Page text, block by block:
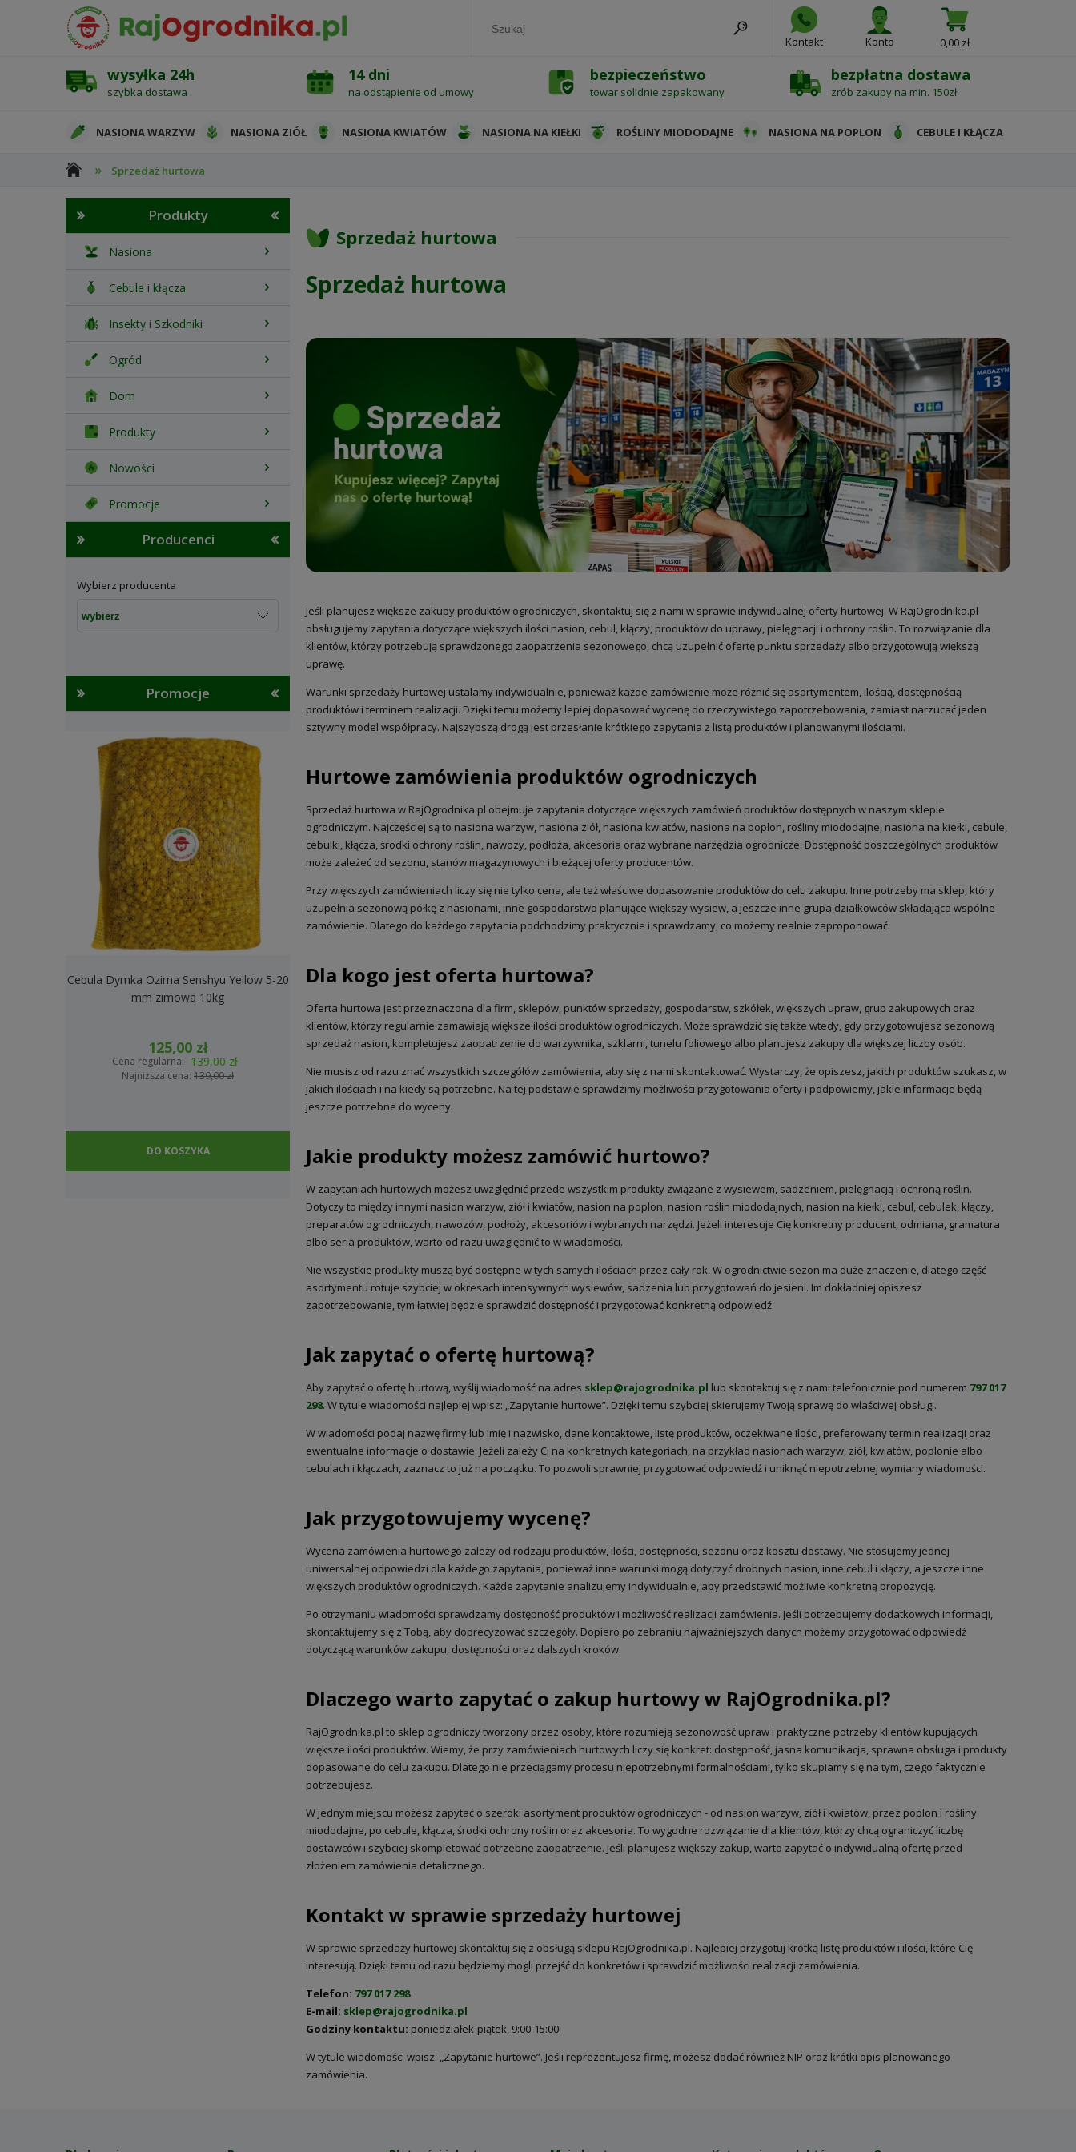
Kontakt Konto 0,00 zł
wysyłka 24h
szybka dostawa
14 dni
na odstąpienie od umowy
bezpieczeństwo
towar solidnie zapakowany
bezpłatna dostawa
zrób zakupy na min. 150zł
NASIONA WARZYW NASIONA ZIÓŁ NASIONA KWIATÓW NASIONA NA KIEŁKI ROŚLINY MIODODAJNE NASIONA NA POPLON CEBULE I KŁĄCZA
OCHRONA ROŚLIN
» Sprzedaż hurtowa
Produkty
Nasiona
Cebule i kłącza
Insekty i Szkodniki
Ogród
Dom
Produkty
Nowości
Promocje
Producenci
Wybierz producenta
Promocje
Cebula Dymka Ozima Senshyu Yellow 5-20
mm zimowa 10kg
125,00 zł
Cena regularna: 139,00 zł
Najniższa cena: 139,00 zł
DO KOSZYKA
Cebula Dymka Senshyu Yellow Ozima 20-
105,00 zł
Najniższa cena:139,00 zł
DO KOSZYKA
Sprzedaż hurtowa
Sprzedaż hurtowa
Jeśli planujesz większe zakupy produktów ogrodniczych, skontaktuj się z nami w sprawie indywidualnej oferty hurtowej. W RajOgrodnika.pl
obsługujemy zapytania dotyczące większych ilości nasion, cebul, kłączy, produktów do uprawy, pielęgnacji i ochrony roślin. To rozwiązanie dla
klientów, którzy potrzebują sprawdzonego zaopatrzenia sezonowego, chcą uzupełnić ofertę punktu sprzedaży albo przygotowują większą
uprawę.
Warunki sprzedaży hurtowej ustalamy indywidualnie, ponieważ każde zamówienie może różnić się asortymentem, ilością, dostępnością
produktów i terminem realizacji. Dzięki temu możemy lepiej dopasować wycenę do rzeczywistego zapotrzebowania, zamiast narzucać jeden
sztywny model współpracy. Najszybszą drogą jest przesłanie krótkiego zapytania z listą produktów i planowanymi ilościami.
Hurtowe zamówienia produktów ogrodniczych
Sprzedaż hurtowa w RajOgrodnika.pl obejmuje zapytania dotyczące większych zamówień produktów dostępnych w naszym sklepie
ogrodniczym. Najczęściej są to nasiona warzyw, nasiona ziół, nasiona kwiatów, nasiona na poplon, rośliny miododajne, nasiona na kiełki, cebule,
cebulki, kłącza, środki ochrony roślin, nawozy, podłoża, akcesoria oraz wybrane narzędzia ogrodnicze. Dostępność poszczególnych produktów
może zależeć od sezonu, stanów magazynowych i bieżącej oferty producentów.
Przy większych zamówieniach liczy się nie tylko cena, ale też właściwe dopasowanie produktów do celu zakupu. Inne potrzeby ma sklep, który
uzupełnia sezonową półkę z nasionami, inne gospodarstwo planujące większy wysiew, a jeszcze inne grupa działkowców składająca wspólne
zamówienie. Dlatego do każdego zapytania podchodzimy praktycznie i sprawdzamy, co możemy realnie zaproponować.
Dla kogo jest oferta hurtowa?
Oferta hurtowa jest przeznaczona dla firm, sklepów, punktów sprzedaży, gospodarstw, szkółek, większych upraw, grup zakupowych oraz
klientów, którzy regularnie zamawiają większe ilości produktów ogrodniczych. Może sprawdzić się także wtedy, gdy przygotowujesz sezonową
sprzedaż nasion, kompletujesz zaopatrzenie do warzywnika, szklarni, tunelu foliowego albo planujesz zakupy dla większej liczby osób.
Nie musisz od razu znać wszystkich szczegółów zamówienia, aby się z nami skontaktować. Wystarczy, że opiszesz, jakich produktów szukasz, w
jakich ilościach i na kiedy są potrzebne. Na tej podstawie sprawdzimy możliwości przygotowania oferty i podpowiemy, jakie informacje będą
jeszcze potrzebne do wyceny.
Jakie produkty możesz zamówić hurtowo?
W zapytaniach hurtowych możesz uwzględnić przede wszystkim produkty związane z wysiewem, sadzeniem, pielęgnacją i ochroną roślin.
Dotyczy to między innymi nasion warzyw, ziół i kwiatów, nasion na poplon, nasion roślin miododajnych, nasion na kiełki, cebul, cebulek, kłączy,
preparatów ogrodniczych, nawozów, podłoży, akcesoriów i wybranych narzędzi. Jeżeli interesuje Cię konkretny producent, odmiana, gramatura
albo seria produktów, warto od razu uwzględnić to w wiadomości.
Nie wszystkie produkty muszą być dostępne w tych samych ilościach przez cały rok. W ogrodnictwie sezon ma duże znaczenie, dlatego część
asortymentu rotuje szybciej w okresach intensywnych wysiewów, sadzenia lub przygotowań do jesieni. Im dokładniej opiszesz
zapotrzebowanie, tym łatwiej będzie sprawdzić dostępność i przygotować konkretną odpowiedź.
Jak zapytać o ofertę hurtową?
Aby zapytać o ofertę hurtową, wyślij wiadomość na adres sklep@rajogrodnika.pl lub skontaktuj się z nami telefonicznie pod numerem 797 017
298. W tytule wiadomości najlepiej wpisz: „Zapytanie hurtowe”. Dzięki temu szybciej skierujemy Twoją sprawę do właściwej obsługi.
W wiadomości podaj nazwę firmy lub imię i nazwisko, dane kontaktowe, listę produktów, oczekiwane ilości, preferowany termin realizacji oraz
ewentualne informacje o dostawie. Jeżeli zależy Ci na konkretnych kategoriach, na przykład nasionach warzyw, ziół, kwiatów, poplonie albo
cebulach i kłączach, zaznacz to już na początku. To pozwoli sprawniej przygotować odpowiedź i uniknąć niepotrzebnej wymiany wiadomości.
Jak przygotowujemy wycenę?
Wycena zamówienia hurtowego zależy od rodzaju produktów, ilości, dostępności, sezonu oraz kosztu dostawy. Nie stosujemy jednej
uniwersalnej odpowiedzi dla każdego zapytania, ponieważ inne warunki mogą dotyczyć drobnych nasion, inne cebul i kłączy, a jeszcze inne
większych produktów ogrodniczych. Każde zapytanie analizujemy indywidualnie, aby przedstawić możliwie konkretną propozycję.
Po otrzymaniu wiadomości sprawdzamy dostępność produktów i możliwość realizacji zamówienia. Jeśli potrzebujemy dodatkowych informacji,
skontaktujemy się z Tobą, aby doprecyzować szczegóły. Dopiero po zebraniu najważniejszych danych możemy przygotować odpowiedź
dotyczącą warunków zakupu, dostępności oraz dalszych kroków.
Dlaczego warto zapytać o zakup hurtowy w RajOgrodnika.pl?
RajOgrodnika.pl to sklep ogrodniczy tworzony przez osoby, które rozumieją sezonowość upraw i praktyczne potrzeby klientów kupujących
większe ilości produktów. Wiemy, że przy zamówieniach hurtowych liczy się konkret: dostępność, jasna komunikacja, sprawna obsługa i produkty
dopasowane do celu zakupu. Dlatego nie przeciągamy procesu niepotrzebnymi formalnościami, tylko skupiamy się na tym, czego faktycznie
potrzebujesz.
W jednym miejscu możesz zapytać o szeroki asortyment produktów ogrodniczych - od nasion warzyw, ziół i kwiatów, przez poplon i rośliny
miododajne, po cebule, kłącza, środki ochrony roślin oraz akcesoria. To wygodne rozwiązanie dla klientów, którzy chcą ograniczyć liczbę
dostawców i szybciej skompletować potrzebne zaopatrzenie. Jeśli planujesz większy zakup, warto zapytać o indywidualną ofertę przed
złożeniem zamówienia detalicznego.
Kontakt w sprawie sprzedaży hurtowej
W sprawie sprzedaży hurtowej skontaktuj się z obsługą sklepu RajOgrodnika.pl. Najlepiej przygotuj krótką listę produktów i ilości, które Cię
interesują. Dzięki temu od razu będziemy mogli przejść do konkretów i sprawdzić możliwości realizacji zamówienia.
Telefon: 797 017 298
E-mail: sklep@rajogrodnika.pl
Godziny kontaktu: poniedziałek-piątek, 9:00-15:00
W tytule wiadomości wpisz: „Zapytanie hurtowe”. Jeśli reprezentujesz firmę, możesz dodać również NIP oraz krótki opis planowanego
zamówienia.